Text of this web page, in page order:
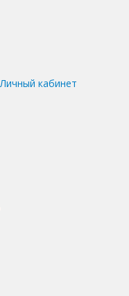
Личный кабинет